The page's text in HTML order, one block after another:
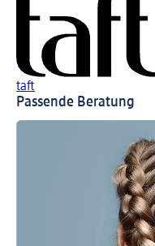
taft
Passende Beratung